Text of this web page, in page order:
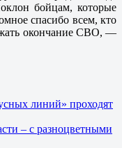
бойцам, которые
спасибо всем, кто
окончание СВО, —
линий» проходят
– с разноцветными